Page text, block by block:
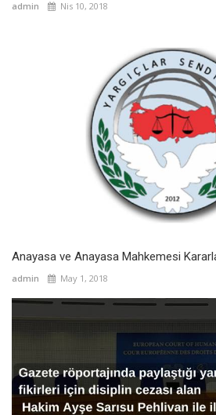
admin Nis 10, 2018
Anayasa ve Anayasa Mahkemesi
admin May 1, 2018